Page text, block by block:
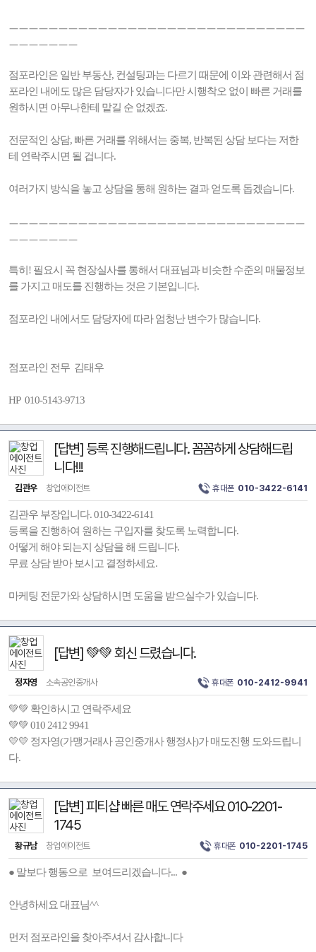
ㅡㅡㅡㅡㅡㅡㅡㅡㅡㅡㅡㅡㅡㅡㅡㅡㅡㅡㅡㅡㅡㅡㅡㅡㅡㅡㅡㅡㅡㅡ
ㅡㅡㅡㅡㅡㅡㅡ
점포라인은 일반 부동산, 컨설팅과는 다르기 때문에 이와 관련해서 점
포라인 내에도 많은 담당자가 있습니다만 시행착오 없이 빠른 거래를
원하시면 아무나한테 맡길 순 없겠죠.
전문적인 상담, 빠른 거래를 위해서는 중복, 반복된 상담 보다는 저한
테 연락주시면 될 겁니다.
여러가지 방식을 놓고 상담을 통해 원하는 결과 얻도록 돕겠습니다.
ㅡㅡㅡㅡㅡㅡㅡㅡㅡㅡㅡㅡㅡㅡㅡㅡㅡㅡㅡㅡㅡㅡㅡㅡㅡㅡㅡㅡㅡㅡ
ㅡㅡㅡㅡㅡㅡㅡ
특히! 필요시 꼭 현장실사를 통해서 대표님과 비슷한 수준의 매물정보
를 가지고 매도를 진행하는 것은 기본입니다.
점포라인 내에서도 담당자에 따라 엄청난 변수가 많습니다.
점포라인 전무 김태우
HP 010-5143-9713
[답변] 등록 진행해드립니다. 꼼꼼하게 상담해드립
니다!!!
김관우 창업에이전트 휴대폰 010-3422-6141
김관우 부장입니다. 010-3422-6141
등록을 진행하여 원하는 구입자를 찾도록 노력합니다.
어떻게 해야 되는지 상담을 해 드립니다.
무료 상담 받아 보시고 결정하세요.
마케팅 전문가와 상담하시면 도움을 받으실수가 있습니다.
[답변] 💚💚 회신 드렸습니다.
정자영 소속공인중개사 휴대폰 010-2412-9941
💚💚 확인하시고 연락주세요
💚💚 010 2412 9941
💛💛 정자영(가맹거래사 공인중개사 행정사)가 매도진행 도와드립니
다.
[답변] 피티샵 빠른 매도 연락주세요 010-2201-
1745
황규남 창업에이전트 휴대폰 010-2201-1745
● 말보다 행동으로 보여드리겠습니다... ●
안녕하세요 대표님^^
먼저 점포라인을 찾아주셔서 감사합니다